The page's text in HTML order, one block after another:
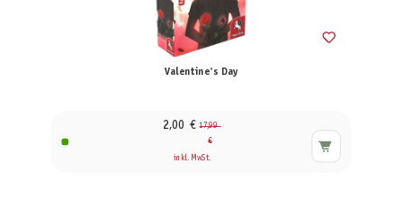
Valentine's Day
2,00 € 17,99
€
inkl. MwSt.